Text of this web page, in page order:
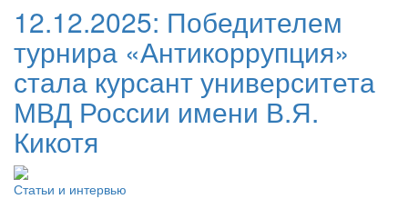
12.12.2025: Победителем
турнира «Антикоррупция»
стала курсант университета
МВД России имени В.Я.
Кикотя
Статьи и интервью